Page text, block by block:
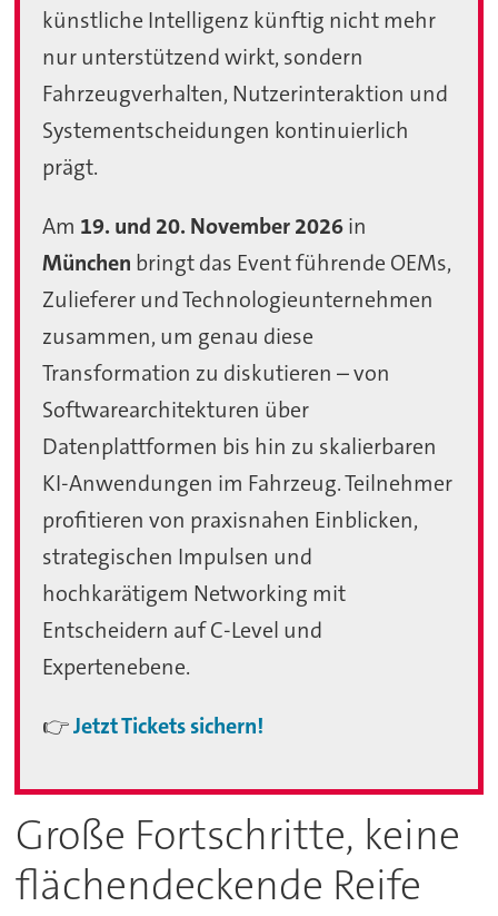
künstliche Intelligenz künftig nicht mehr
nur unterstützend wirkt, sondern
Fahrzeugverhalten, Nutzerinteraktion und
Systementscheidungen kontinuierlich
prägt.
Am 19. und 20. November 2026in
München bringt das Event führende OEMs,
Zulieferer und Technologieunternehmen
zusammen, um genau diese
Transformation zu diskutieren – von
Softwarearchitekturen über
Datenplattformen bis hin zu skalierbaren
KI-Anwendungen im Fahrzeug. Teilnehmer
profitieren von praxisnahen Einblicken,
strategischen Impulsen und
hochkarätigem Networking mit
Entscheidern auf C-Level und
Expertenebene.
👉Jetzt Tickets sichern!
Große Fortschritte, keine
flächendeckende Reife